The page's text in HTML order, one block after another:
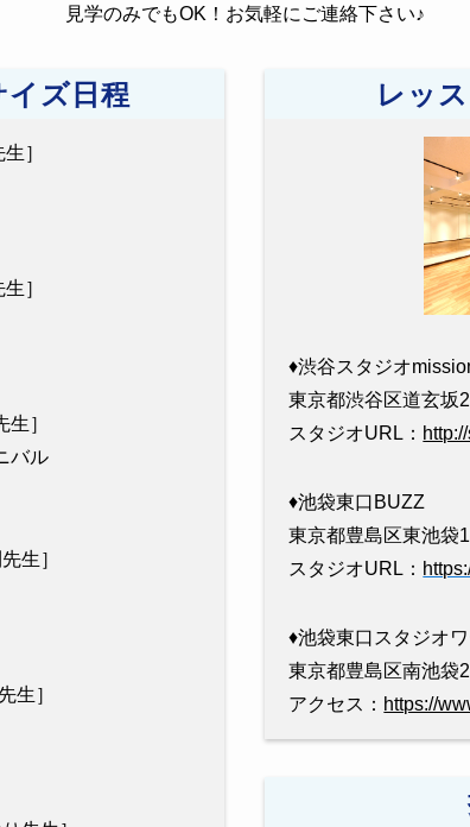
見学のみでもOK！お気軽にご連絡下さい♪
イズ日程
］
］
］
バル
生］
生］
レッ
♦︎渋谷スタジオ
東京都渋谷区道玄坂
スタジオURL：
♦︎池袋東口BUZZ
東京都豊島区東池袋
スタジオURL：
♦︎池袋東口スタジオ
東京都豊島区南池袋
アクセス： https://